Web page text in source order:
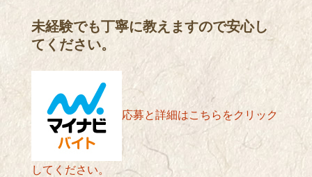
未経験でも丁寧に教えますので安心し
てください。
応募と詳細はこちらをクリック
してください。